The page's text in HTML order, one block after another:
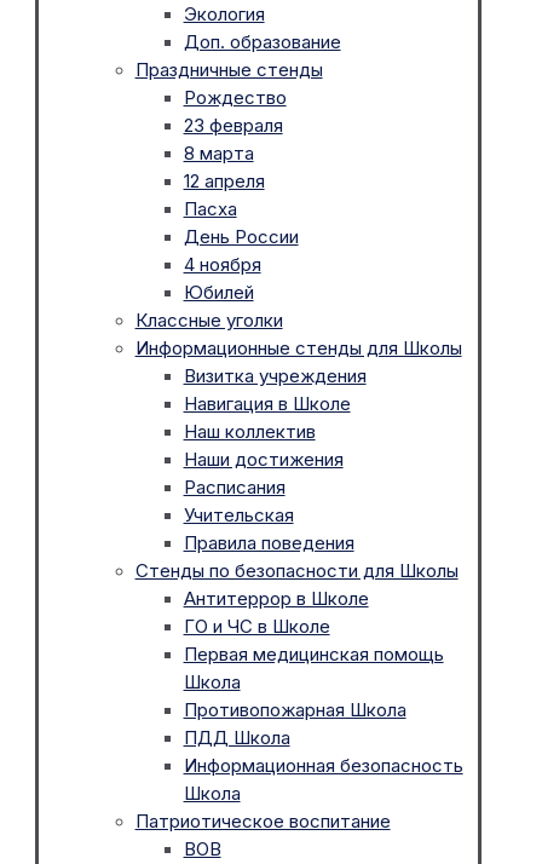
Экология
Доп. образование
Праздничные стенды
Рождество
23 февраля
8 марта
12 апреля
Пасха
День России
4 ноября
Юбилей
Классные уголки
Информационные стенды для Школы
Визитка учреждения
Навигация в Школе
Наш коллектив
Наши достижения
Расписания
Учительская
Правила поведения
Стенды по безопасности для Школы
Антитеррор в Школе
ГО и ЧС в Школе
Первая медицинская помощь
Школа
Противопожарная Школа
ПДД Школа
Информационная безопасность
Школа
Патриотическое воспитание
ВОВ